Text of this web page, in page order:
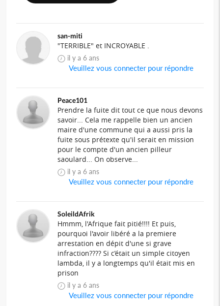
san-miti
"TERRIBLE" et INCROYABLE .
il y a 6 ans
Veuillez vous connecter pour répondre
Peace101
Prendre la fuite dit tout ce que nous devons
savoir... Cela me rappelle bien un ancien
maire d'une commune qui a aussi pris la
fuite sous prétexte qu'il serait en mission
pour le compte d'un ancien pilleur
saoulard... On observe...
il y a 6 ans
Veuillez vous connecter pour répondre
SoleildAfrik
Hmmm, l'Afrique fait pitié!!!! Et puis,
pourquoi l'avoir libéré a la premiere
arrestation en dépit d'une si grave
infraction???? Si c’était un simple citoyen
lambda, il y a longtemps qu'il était mis en
prison
il y a 6 ans
Veuillez vous connecter pour répondre